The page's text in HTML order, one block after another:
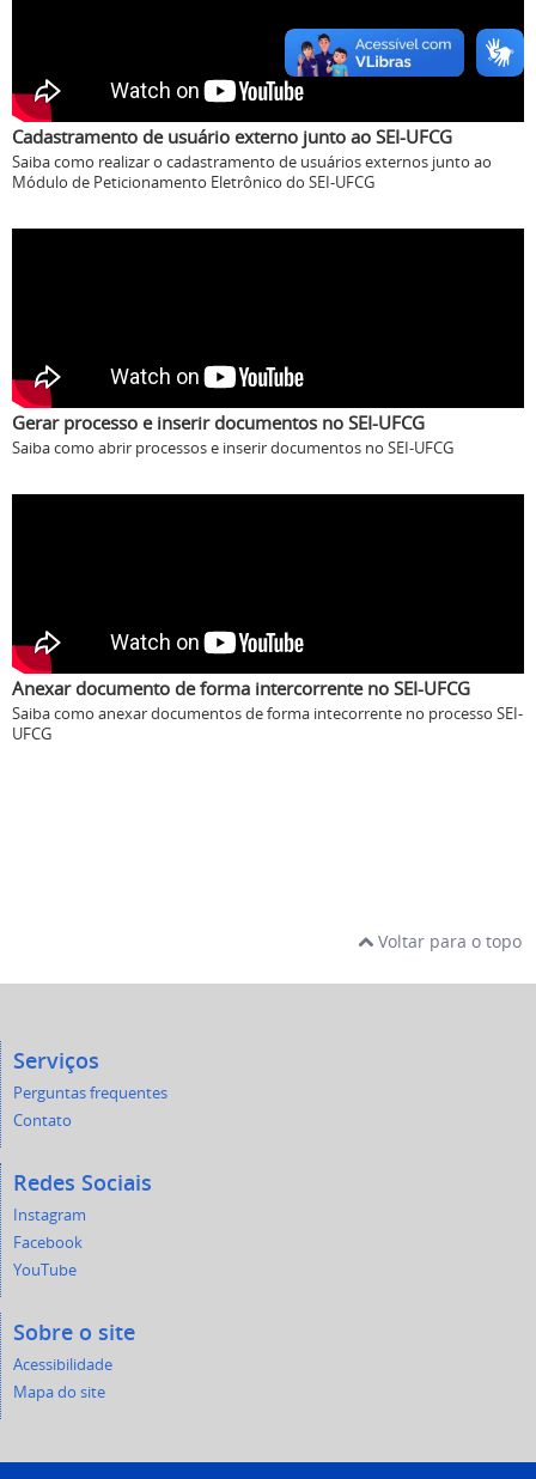
Cadastramento de usuário externo junto ao SEI-UFCG
Saiba como realizar o cadastramento de usuários externos junto ao
Módulo de Peticionamento Eletrônico do SEI-UFCG
Gerar processo e inserir documentos no SEI-UFCG
Saiba como abrir processos e inserir documentos no SEI-UFCG
Anexar documento de forma intercorrente no SEI-UFCG
Saiba como anexar documentos de forma intecorrente no processo SEI-
UFCG
Voltar para o topo
Serviços
Perguntas frequentes
Contato
Redes Sociais
Instagram
Facebook
YouTube
Sobre o site
Acessibilidade
Mapa do site